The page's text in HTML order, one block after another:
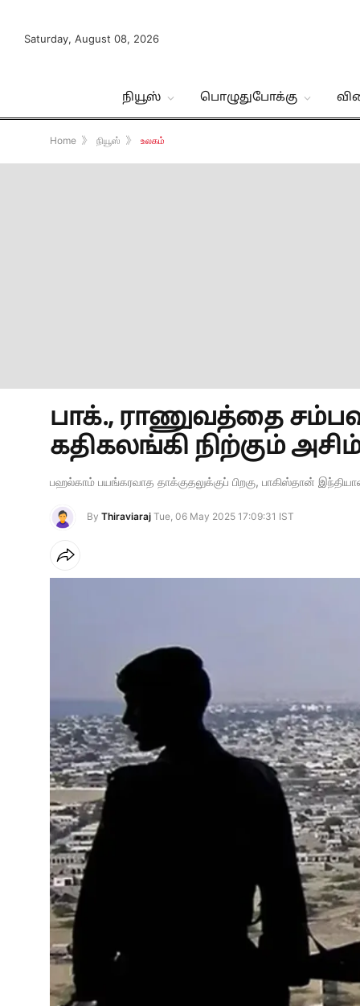
Saturday, August 08, 2026
நியூஸ் பொழுதுபோக்கு
Home 》 நியூஸ் 》 உலகம்
பாக்., ராணுவத்தை
கதிகலங்கி நிற்கும்
பஹல்காம் பயங்கரவாத தாக்குதலுக்குப் பிறகு, பாகிஸ்தான்
By Thiraviaraj Tue, 06 May 2025 17:09:31 IST